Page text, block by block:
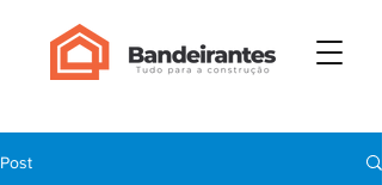
Post